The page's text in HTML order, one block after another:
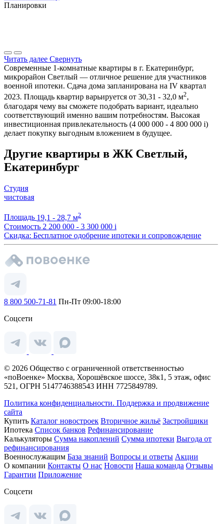
Планировки
Читать далее Свернуть
Современные 1-комнатные квартиры в г. Екатеринбург,
микрорайон Светлый — отличное решение для участников
военной ипотеки. Сдача дома запланирована на IV квартал
2023. Площадь квартир варьируется от 30,31 - 32,0 м2,
благодаря чему вы сможете подобрать вариант, идеально
соответствующий именно вашим потребностям. Высокая
инвестиционная привлекательность (4 000 000 - 4 800 000 i)
делает покупку выгодным вложением в будущее.
Другие квартиры в ЖК Светлый,
Екатеринбург
Студия
чистовая
Площадь 19,1 - 28,7 м2
Стоимость 2 200 000 - 3 300 000 i
Скидка: Бесплатное одобрение ипотеки и сопровождение
8 800 500-71-81 Пн-Пт 09:00-18:00
Соцсети
© 2026 Общество с ограниченной ответственностью
«поВоенке» Москва, Хорошёвское шоссе, 38к1, 5 этаж, офис
521, ОГРН 5147746388543 ИНН 7725849789.
Политика конфиденциальности. Поддержка и продвижение
сайта
Купить Каталог новостроек Вторичное жильё Застройщики
Ипотека Список банков Рефинансирование
Калькуляторы Сумма накоплений Сумма ипотеки Выгода от
рефинансирования
Военнослужащим База знаний Вопросы и ответы Акции
О компании Контакты О нас Новости Наша команда Отзывы
Гарантии Приложение
Соцсети